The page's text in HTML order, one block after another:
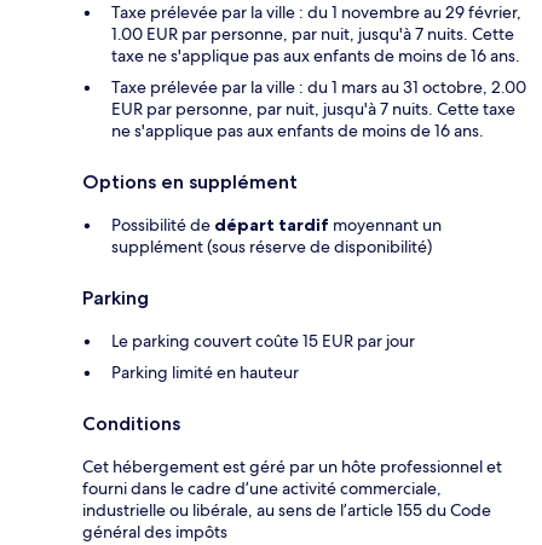
Taxe prélevée par la ville : du 1 novembre au 29 février,
1.00 EUR par personne, par nuit, jusqu'à 7 nuits. Cette
taxe ne s'applique pas aux enfants de moins de 16 ans.
Taxe prélevée par la ville : du 1 mars au 31 octobre, 2.00
EUR par personne, par nuit, jusqu'à 7 nuits. Cette taxe
ne s'applique pas aux enfants de moins de 16 ans.
Options en supplément
Possibilité de départ tardif moyennant un
supplément (sous réserve de disponibilité)
Parking
Le parking couvert coûte 15 EUR par jour
Parking limité en hauteur
Conditions
Cet hébergement est géré par un hôte professionnel et
fourni dans le cadre d’une activité commerciale,
industrielle ou libérale, au sens de l’article 155 du Code
général des impôts